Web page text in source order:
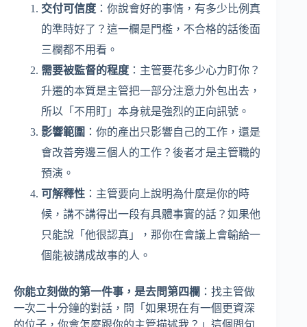
交付可信度 ：你說會好的事情，有多少比例真
的準時好了？這一欄是門檻，不合格的話後面
三欄都不用看。
需要被監督的程度 ：主管要花多少心力盯你？
升遷的本質是主管把一部分注意力外包出去，
所以「不用盯」本身就是強烈的正向訊號。
影響範圍 ：你的產出只影響自己的工作，還是
會改善旁邊三個人的工作？後者才是主管職的
預演。
可解釋性 ：主管要向上說明為什麼是你的時
候，講不講得出一段有具體事實的話？如果他
只能說「他很認真」，那你在會議上會輸給一
個能被講成故事的人。
你能立刻做的第一件事，是去問第四欄 ：找主管做
一次二十分鐘的對話，問「如果現在有一個更資深
的位子，你會怎麼跟你的主管描述我？」這個問句